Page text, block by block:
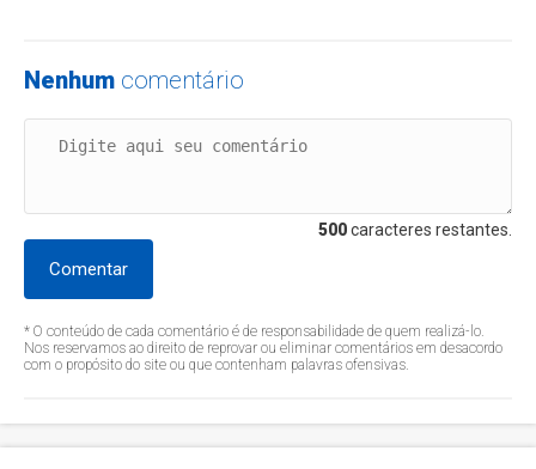
Nenhum comentário
500caracteres restantes.
Comentar
* O conteúdo de cada comentário é de responsabilidade de quem realizá-lo.
Nos reservamos ao direito de reprovar ou eliminar comentários em desacordo
com o propósito do site ou que contenham palavras ofensivas.